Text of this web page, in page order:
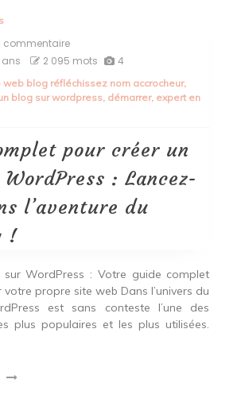
commentairesur
Guide
pour
créer
WordPress
Lancez-
vous
dans
!
ans 2 095 mots 4
web blog réfléchissez nom accrocheur,
blog sur wordpress, démarrer, expert en
pour créer un
: Lancez-
l’aventure du
!
sur WordPress : Votre guide complet
propre site web Dans l’univers du
est sans conteste l’une des
plus populaires et les plus utilisées.